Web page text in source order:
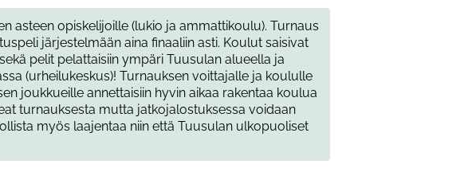
asteen opiskelijoille (lukio ja ammattikoulu). Turnaus
järjestelmään aina finaaliin asti. Koulut saisivat
pelit pelattaisiin ympäri Tuusulan alueella ja
(urheilukeskus)! Turnauksen voittajalle ja koululle
joukkueille annettaisiin hyvin aikaa rakentaa koulua
turnauksesta mutta jatkojalostuksessa voidaan
myös laajentaa niin että Tuusulan ulkopuoliset